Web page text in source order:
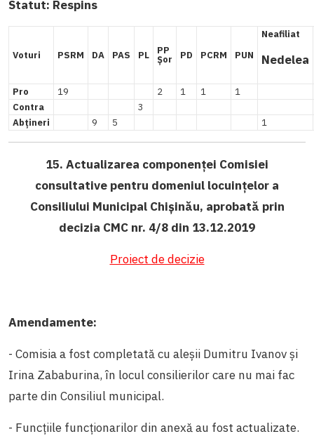
Statut: Respins
Voturi PSRM DA PAS PL PP
Șor PD PCRM PUN
Neafiliat
Nedelea
Pro 19 2 1 1
1
Contra
3
Abțineri
9 5 1
15. Actualizarea componenței Comisiei
consultative pentru domeniul locuințelor a
Consiliului Municipal Chișinău, aprobată prin
decizia CMC nr. 4/8 din 13.12.2019
Proiect de decizie
Amendamente:
- Comisia a fost completată cu aleșii Dumitru Ivanov și
Irina Zababurina, în locul consilierilor care nu mai fac
parte din Consiliul municipal.
- Funcțiile funcționarilor din anexă au fost actualizate.